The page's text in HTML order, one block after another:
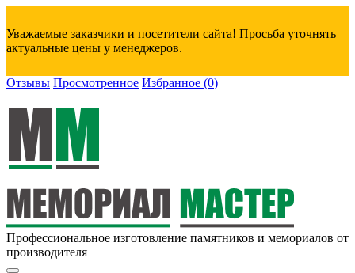
Уважаемые заказчики и посетители сайта! Просьба уточнять
актуальные цены у менеджеров.
Отзывы Просмотренное Избранное (0)
Профессиональное изготовление памятников и мемориалов от
производителя